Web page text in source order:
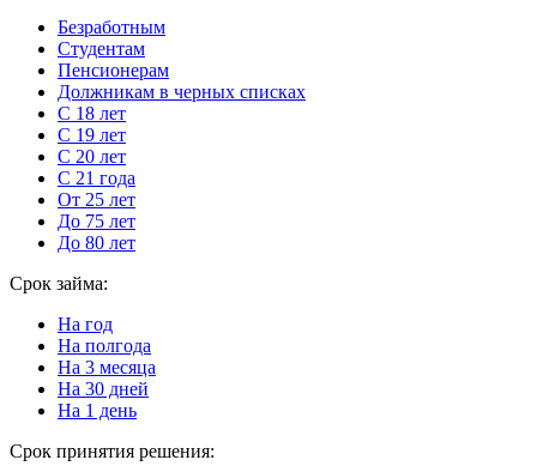
Безработным
Студентам
Пенсионерам
Должникам в черных списках
С 18 лет
С 19 лет
С 20 лет
С 21 года
От 25 лет
До 75 лет
До 80 лет
Срок займа:
На год
На полгода
На 3 месяца
На 30 дней
На 1 день
Срок принятия решения: